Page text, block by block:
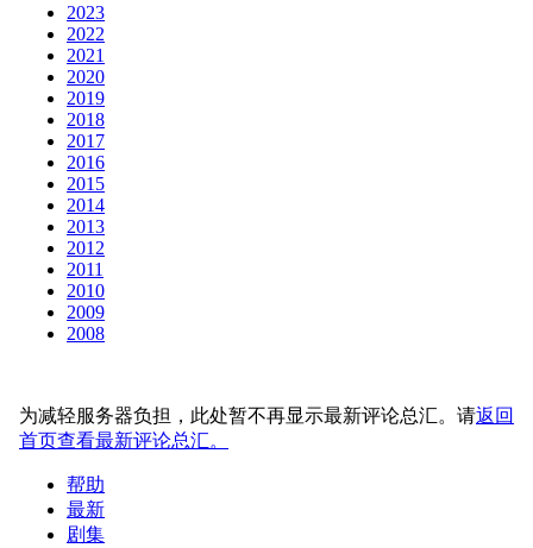
2023
2022
2021
2020
2019
2018
2017
2016
2015
2014
2013
2012
2011
2010
2009
2008
为减轻服务器负担，此处暂不再显示最新评论总汇。请返回
首页查看最新评论总汇。
帮助
最新
剧集